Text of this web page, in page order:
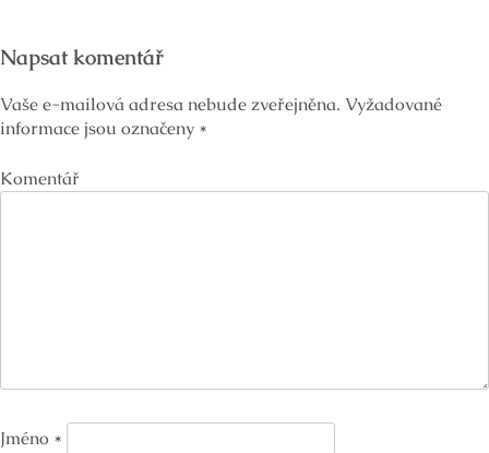
Napsat komentář
Vaše e-mailová adresa nebude zveřejněna. Vyžadované
informace jsou označeny *
Komentář
Jméno *